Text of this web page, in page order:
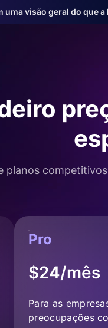
uma visão geral do que
planos
Pro
$24/mês
Para as
preocupações